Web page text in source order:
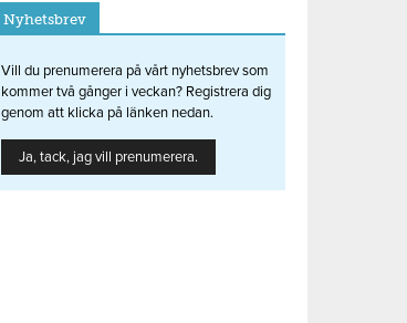
Nyhetsbrev
Vill du prenumerera på vårt nyhetsbrev som
kommer två gånger i veckan? Registrera dig
genom att klicka på länken nedan.
Ja, tack, jag vill prenumerera.